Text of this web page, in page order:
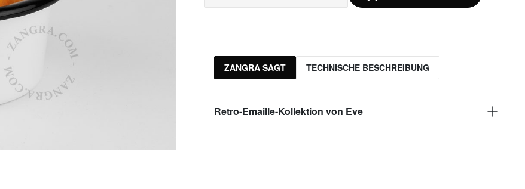
ZANGRA SAGT TECHNISCHE BESCHREIBUNG
Retro-Emaille-Kollektion von Eve